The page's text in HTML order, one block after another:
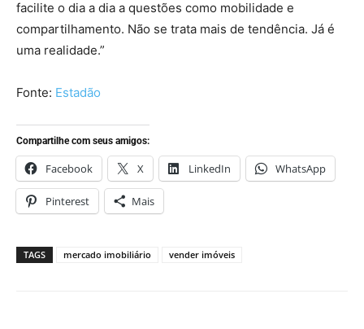
facilite o dia a dia a questões como mobilidade e
compartilhamento. Não se trata mais de tendência. Já é
uma realidade.”
Fonte: Estadão
Compartilhe com seus amigos:
Facebook X LinkedIn WhatsApp
Pinterest Mais
TAGS mercado imobiliário vender imóveis